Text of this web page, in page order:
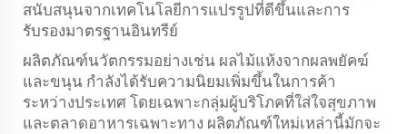
สนับสนุนจากเทคโนโลยีการแปรรูปที่ดีขึ้นและการ
รับรองมาตรฐานอินทรีย์
ผลิตภัณฑ์นวัตกรรมอย่างเช่น ผลไม้แห้งจากผลพยัคฆ์
และขนุน กำลังได้รับความนิยมเพิ่มขึ้นในการค้า
ระหว่างประเทศ โดยเฉพาะกลุ่มผู้บริโภคที่ใส่ใจสุขภาพ
และตลาดอาหารเฉพาะทาง ผลิตภัณฑ์ใหม่เหล่านี้มักจะ